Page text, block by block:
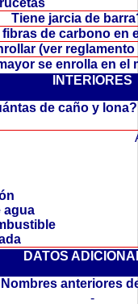
Tiene jarcia de
fibras de carbono en
(ver
se enrolla en
INTERIORES
de caño y
agua
DATOS
Nombres anteriores
-